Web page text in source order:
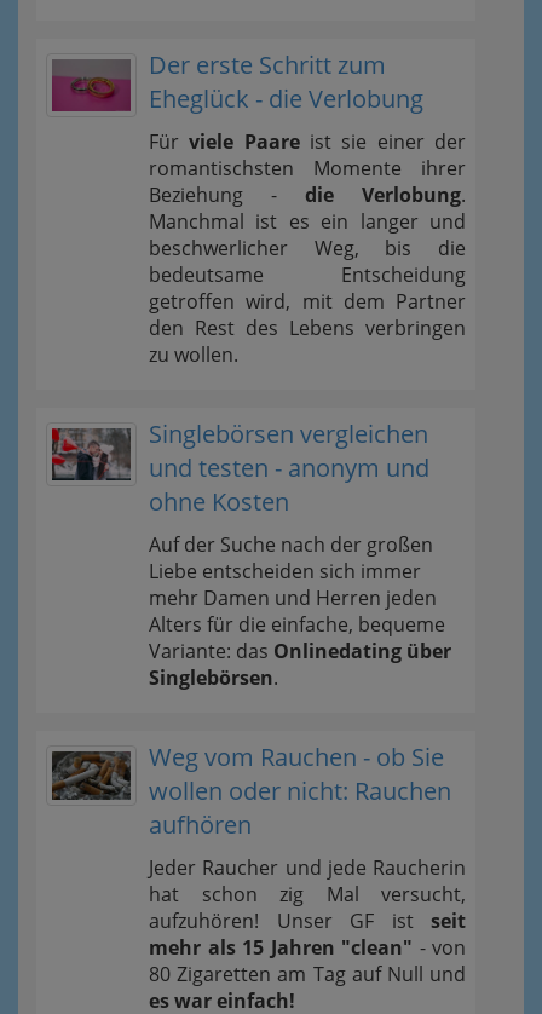
Der erste Schritt zum
Eheglück - die Verlobung
Fürviele Paareist sie einer der
romantischsten Momente ihrer
Beziehung - die Verlobung.
Manchmal ist es ein langer und
beschwerlicher Weg, bis die
bedeutsame Entscheidung
getroffen wird, mit dem Partner
den Rest des Lebens verbringen
zu wollen.
Singlebörsen vergleichen
und testen - anonym und
ohne Kosten
Auf der Suche nach der großen
Liebe entscheiden sich immer
mehr Damen und Herren jeden
Alters für die einfache, bequeme
Variante: das Onlinedating über
Singlebörsen.
Weg vom Rauchen - ob Sie
wollen oder nicht: Rauchen
aufhören
Jeder Raucher und jede Raucherin
hat schon zig Mal versucht,
aufzuhören! Unser GF ist seit
mehr als 15 Jahren "clean" - von
80 Zigaretten am Tag auf Null und
es war einfach!